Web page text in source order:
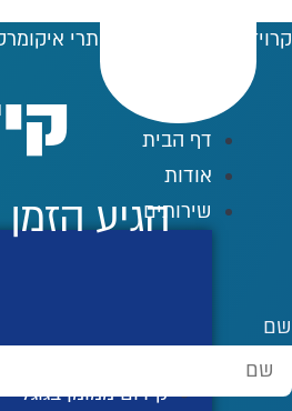
דלג
לתוכן
דף הבית
אודות
שירותים
קידום ממומן בגוגל
קרויזר דיגיטל קידום אתרי
הגיע
שם